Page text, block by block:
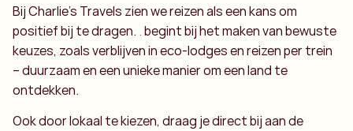
Bij Charlie’s Travels zien we reizen als een kans om
positief bij te dragen. .begint bij het maken van bewuste
keuzes, zoals verblijven in eco-lodges en reizen per trein
– duurzaam en een unieke manier om een land te
ontdekken.
Ook door lokaal te kiezen, draag je direct bij aan de